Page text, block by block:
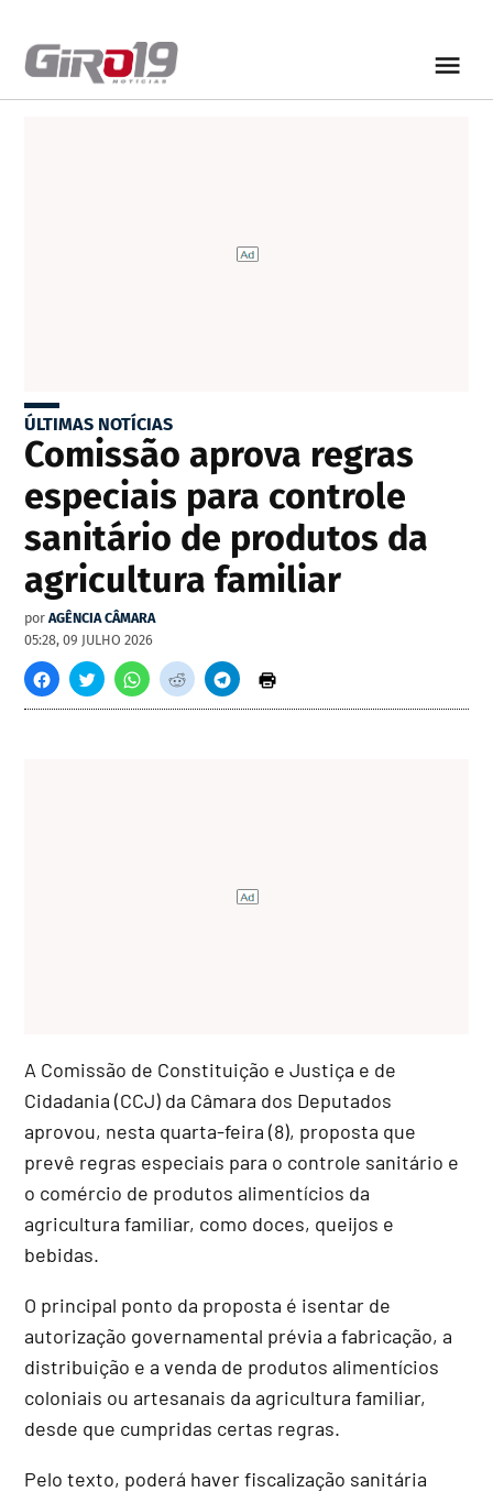
ÚLTIMAS NOTÍCIAS
Comissão aprova regras
especiais para controle
sanitário de produtos da
agricultura familiar
por AGÊNCIA CÂMARA
05:28, 09 JULHO 2026
A Comissão de Constituição e Justiça e de
Cidadania (CCJ) da Câmara dos Deputados
aprovou, nesta quarta-feira (8), proposta que
prevê regras especiais para o controle sanitário e
o comércio de produtos alimentícios da
agricultura familiar, como doces, queijos e
bebidas.
O principal ponto da proposta é isentar de
autorização governamental prévia a fabricação, a
distribuição e a venda de produtos alimentícios
coloniais ou artesanais da agricultura familiar,
desde que cumpridas certas regras.
Pelo texto, poderá haver fiscalização sanitária